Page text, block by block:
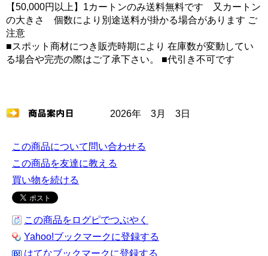
【50,000円以上】1カートンのみ送料無料です 又カートン
の大きさ 個数により別途送料が掛かる場合があります ご
注意
■スポット商材につき販売時期により 在庫数が変動してい
る場合や完売の際はご了承下さい。 ■代引き不可です
2026年 3月 3日
この商品について問い合わせる
この商品を友達に教える
買い物を続ける
この商品をログピでつぶやく
Yahoo!ブックマークに登録する
はてなブックマークに登録する